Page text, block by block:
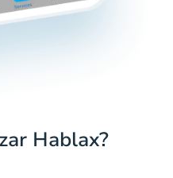
Hablax?